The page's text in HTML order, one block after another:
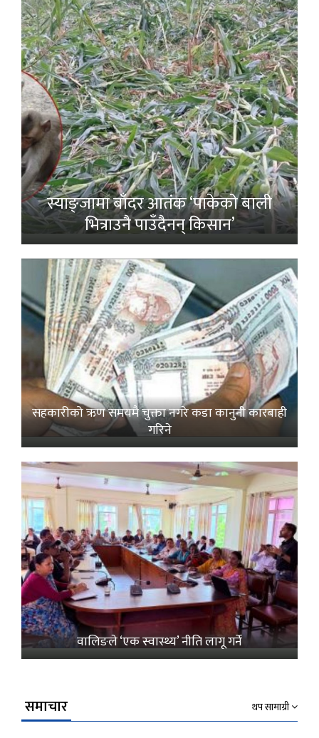
स्याङ्जामा बाँदर आतंक ‘पाकेको बाली
भित्राउनै पाउँदैनन् किसान’
सहकारीको ऋण समयमै चुक्ता नगरे कडा कानुनी कारबाही
गरिने
वालिङले ‘एक स्वास्थ्य’ नीति लागू गर्ने
समाचार थप सामाग्री